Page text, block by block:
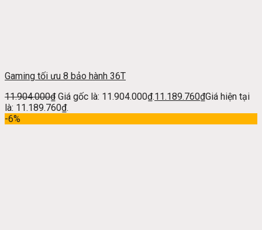
Gaming tối ưu 8 bảo hành 36T
11.904.000₫ Giá gốc là: 11.904.000₫.11.189.760₫Giá hiện tại
là: 11.189.760₫.
-6%